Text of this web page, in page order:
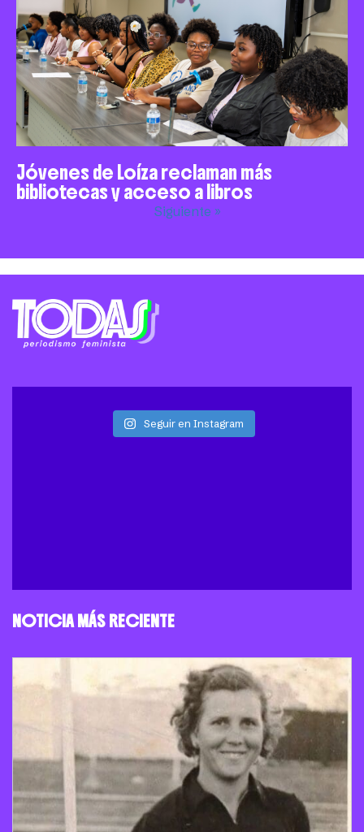
Jóvenes de Loíza reclaman más
bibliotecas y acceso a libros
Siguiente »
Seguir en Instagram
NOTICIA MÁS RECIENTE